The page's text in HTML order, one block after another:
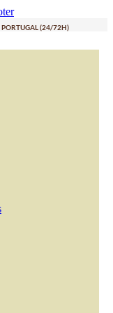
PORTUGAL (24/72H)